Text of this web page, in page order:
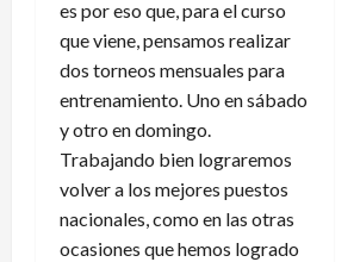
es por eso que, para el curso
que viene, pensamos realizar
dos torneos mensuales para
entrenamiento. Uno en sábado
y otro en domingo.
Trabajando bien lograremos
volver a los mejores puestos
nacionales, como en las otras
ocasiones que hemos logrado